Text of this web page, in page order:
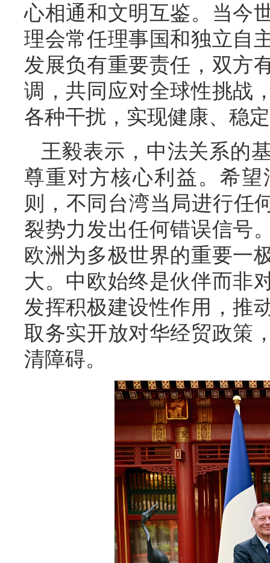
心相通和文明互鉴。当今
理会常任理事国和独立自
发展负有重要责任，双方
调，共同应对全球性挑战
各种干扰，实现健康、稳
王毅表示，中法关系的
尊重对方核心利益。希
则，不同台湾当局进行任
裂势力发出任何错误信号
欧洲为多极世界的重要一
大。中欧始终是伙伴而非
发挥积极建设性作用，推
取务实开放对华经贸政策
清障碍。